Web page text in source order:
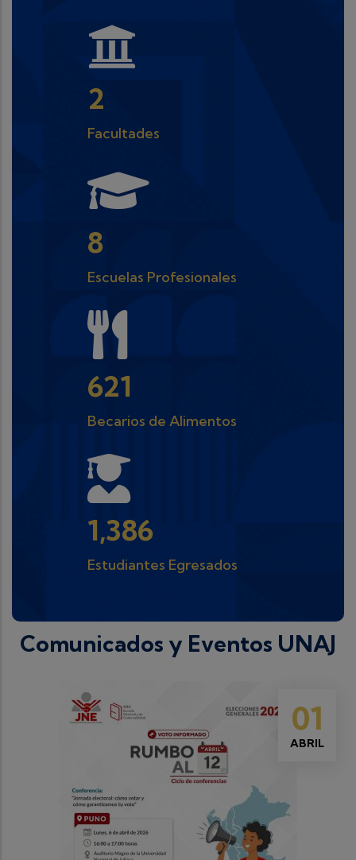
3
Facultades
10
Escuelas Profesionales
800
Becarios de Alimentos
1,821
Estudiantes Egresados
Comunicados y Eventos UNAJ
01
ABRIL